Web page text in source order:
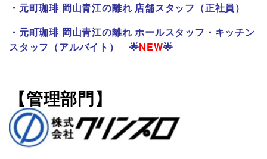
・ 元町珈琲 岡山青江の離れ 店舗スタッフ（正社員）
・ 元町珈琲 岡山青江の離れ ホールスタッフ・キッチン
スタッフ（アルバイト）
🌟NEW🌟
【管理部門】